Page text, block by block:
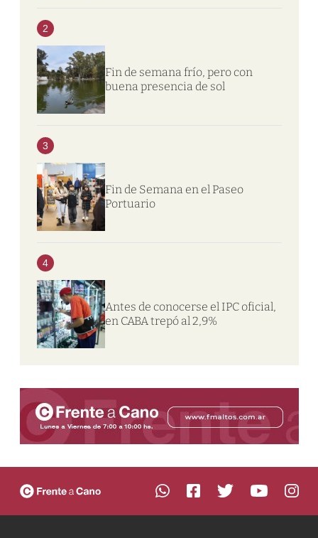
2
Fin de semana frío, pero con
buena presencia de sol
3
Fin de Semana en el Paseo
Portuario
4
Antes de conocerse el IPC oficial,
en CABA trepó al 2,9%